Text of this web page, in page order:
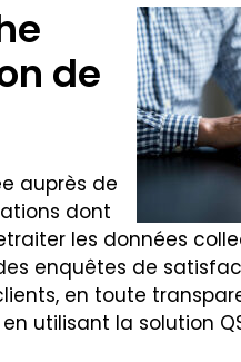
de
auprès de
dont
les données
enquêtes de
en toute
la solution